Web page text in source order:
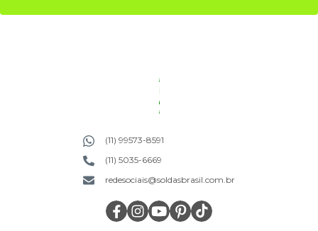
(11) 99573-8591
(11) 5035-6669
redesociais@soldasbrasil.com.br